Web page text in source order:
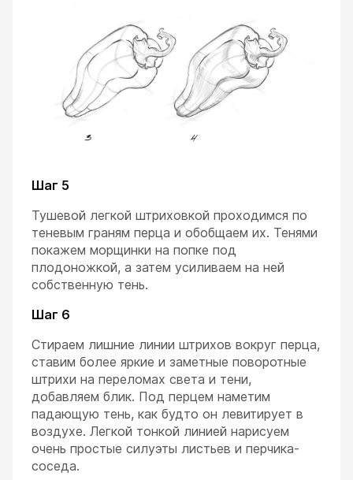
Шаг 5
Тушевой легкой штриховкой проходимся по
теневым граням перца и обобщаем их. Тенями
покажем морщинки на попке под
плодоножкой, а затем усиливаем на ней
собственную тень.
Шаг 6
Стираем лишние линии штрихов вокруг перца,
ставим более яркие и заметные поворотные
штрихи на переломах света и тени,
добавляем блик. Под перцем наметим
падающую тень, как будто он левитирует в
воздухе. Легкой тонкой линией нарисуем
очень простые силуэты листьев и перчика-
соседа.